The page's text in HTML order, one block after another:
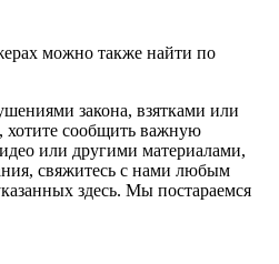
можно также найти по
закона, взятками или
хотите сообщить важную
или другими материалами,
свяжитесь с нами любым
здесь. Мы постараемся